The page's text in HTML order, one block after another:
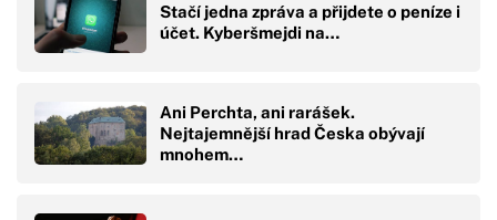
Stačí jedna zpráva a přijdete o peníze i
účet. Kyberšmejdi na…
Ani Perchta, ani rarášek.
Nejtajemnější hrad Česka obývají
mnohem…